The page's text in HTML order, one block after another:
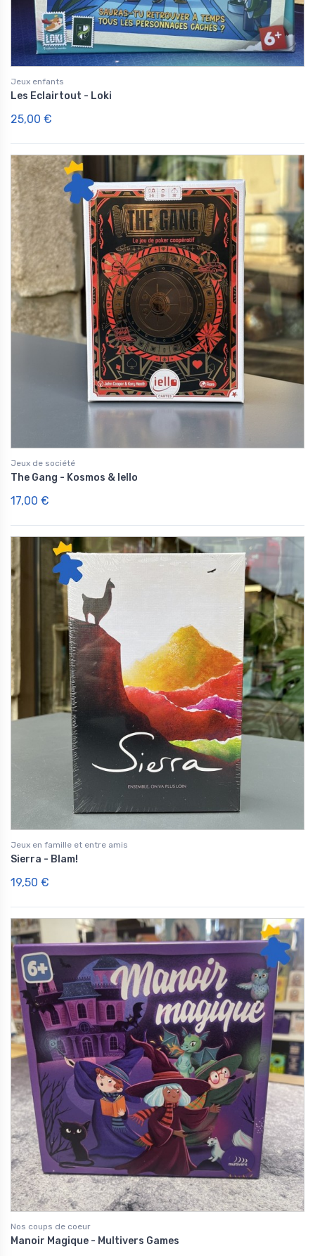
Jeux enfants
Les Eclairtout - Loki
25,00 €
Jeux de société
The Gang - Kosmos & Iello
17,00 €
Jeux en famille et entre amis
Sierra - Blam!
19,50 €
Nos coups de coeur
Manoir Magique - Multivers Games